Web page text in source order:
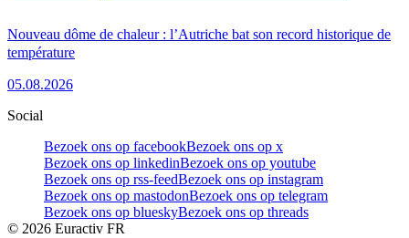
Nouveau dôme de chaleur : l’Autriche bat son record historique de
température
05.08.2026
Social
Bezoek ons op facebookBezoek ons op x
Bezoek ons op linkedinBezoek ons op youtube
Bezoek ons op rss-feedBezoek ons op instagram
Bezoek ons op mastodonBezoek ons op telegram
Bezoek ons op blueskyBezoek ons op threads
© 2026 Euractiv FR